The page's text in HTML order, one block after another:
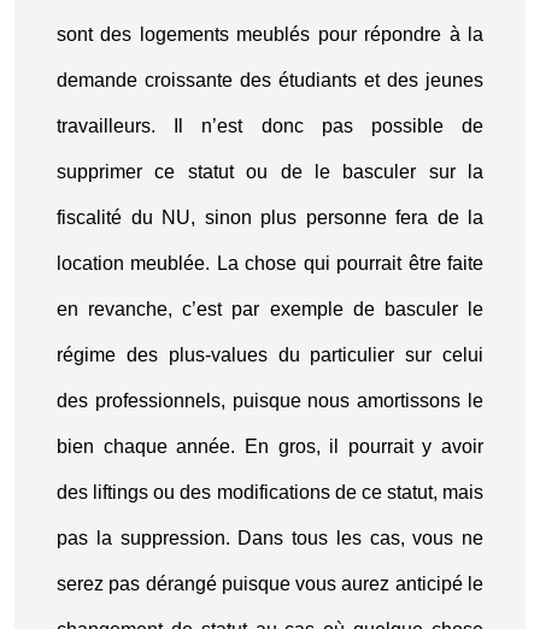
sont des logements meublés pour répondre à la
demande croissante des étudiants et des jeunes
travailleurs. Il n’est donc pas possible de
supprimer ce statut ou de le basculer sur la
fiscalité du NU, sinon plus personne fera de la
location meublée. La chose qui pourrait être faite
en revanche, c’est par exemple de basculer le
régime des plus-values du particulier sur celui
des professionnels, puisque nous amortissons le
bien chaque année. En gros, il pourrait y avoir
des liftings ou des modifications de ce statut, mais
pas la suppression. Dans tous les cas, vous ne
serez pas dérangé puisque vous aurez anticipé le